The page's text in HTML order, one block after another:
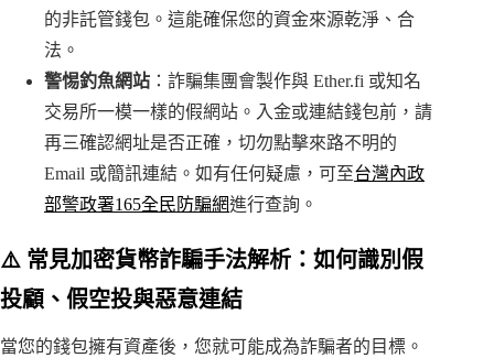
的非託管錢包。這能確保您的資金來源乾淨、合
法。
警惕釣魚網站 ：詐騙集團會製作與 Ether.fi 或知名
交易所一模一樣的假網站。入金或連結錢包前，請
再三確認網址是否正確，切勿點擊來路不明的
Email 或簡訊連結。如有任何疑慮，可至台灣內政
部警政署165全民防騙網進行查詢。
⚠️ 常見加密貨幣詐騙手法解析：如何識別假
投顧、假空投與惡意連結
當您的錢包擁有資產後，您就可能成為詐騙者的目標。